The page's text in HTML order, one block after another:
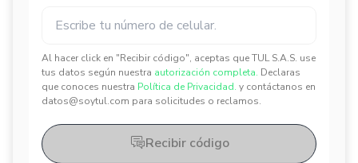
Al hacer click en "Recibir código", aceptas que TUL S.A.S. use
tus datos según nuestra autorización completa. Declaras
que conoces nuestra Política de Privacidad. y contáctanos en
datos@soytul.com para solicitudes o reclamos.
✕
✕
Recibir código